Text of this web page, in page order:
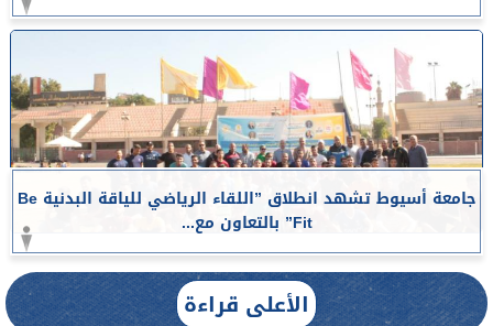
جامعة أسيوط تشهد انطلاق ”اللقاء الرياضي للياقة البدنية Be
Fit” بالتعاون مع...
الأعلى قراءة